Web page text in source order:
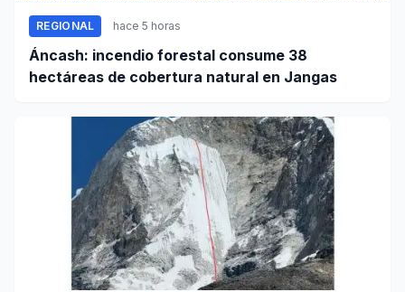
REGIONAL hace 5 horas
Áncash: incendio forestal consume 38
hectáreas de cobertura natural en Jangas